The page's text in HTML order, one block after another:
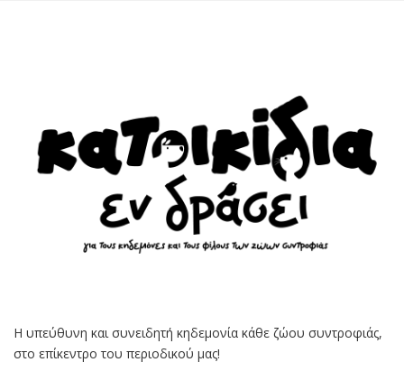
Η υπεύθυνη και συνειδητή κηδεμονία κάθε ζώου συντροφιάς,
στο επίκεντρο του περιοδικού μας!